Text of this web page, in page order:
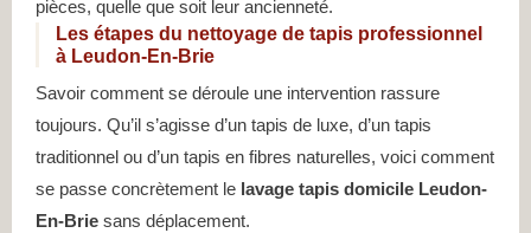
pièces, quelle que soit leur ancienneté.
Les étapes du nettoyage de tapis professionnel
à Leudon-En-Brie
Savoir comment se déroule une intervention rassure
toujours. Qu’il s’agisse d’un tapis de luxe, d’un tapis
traditionnel ou d’un tapis en fibres naturelles, voici comment
se passe concrètement le lavage tapis domicile Leudon-
En-Brie sans déplacement.